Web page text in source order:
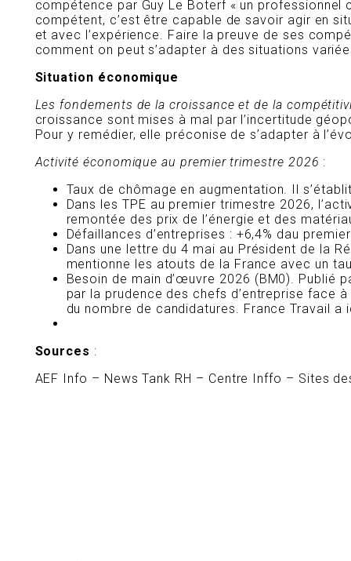
compétence par Guy Le Boterf « un
compétent, c’est être capable de savoir agir en
et avec l’expérience. Faire la preuve de ses
comment on peut s’adapter à des situations
Situation économique
Les fondements de la croissance et de la
croissance sont mises à mal par l’incertitude
Pour y remédier, elle préconise de s’adapter à
Activité économique au premier trimestre 2026 :
Taux de chômage en augmentation. Il
Dans les TPE au premier trimestre 2026,
remontée des prix de l’énergie et des
Défaillances d’entreprises : +6,4% dau
Dans une lettre du 4 mai au Président de la
mentionne les atouts de la France avec un
Besoin de main d’œuvre 2026 (BM0). Publié
par la prudence des chefs d’entreprise face
du nombre de candidatures. France Travail
Sources :
AEF Info – News Tank RH – Centre Inffo – Sites